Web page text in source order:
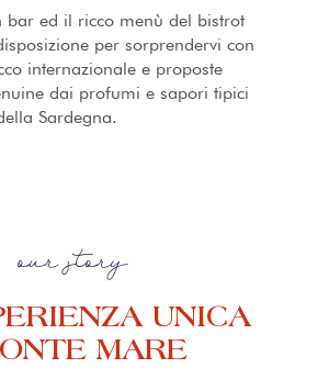
bar ed il ricco menù del bistrot
per sorprendervi con
internazionale e proposte
dai profumi e sapori tipici
Sardegna.
our story
UNICA
MARE